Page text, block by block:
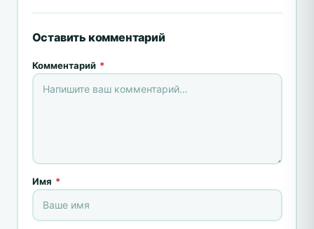
Оставить комментарий
Комментарий *
Имя *